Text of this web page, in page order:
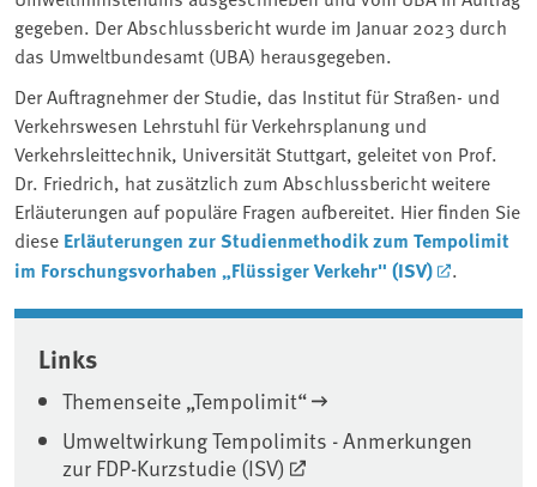
gegeben. Der Abschlussbericht wurde im Januar 2023 durch
das Umweltbundesamt (UBA) herausgegeben.
Der Auftragnehmer der Studie, das Institut für Straßen- und
Verkehrswesen Lehrstuhl für Verkehrsplanung und
Verkehrsleittechnik, Universität Stuttgart, geleitet von Prof.
Dr. Friedrich, hat zusätzlich zum Abschlussbericht weitere
Erläuterungen auf populäre Fragen aufbereitet. Hier finden Sie
diese Erläuterungen zur Studienmethodik zum Tempolimit
im Forschungsvorhaben „Flüssiger Verkehr" (ISV)
.
Associated content
Links
Themenseite „Tempolimit“
Umweltwirkung Tempolimits - Anmerkungen
zur FDP-Kurzstudie (ISV)